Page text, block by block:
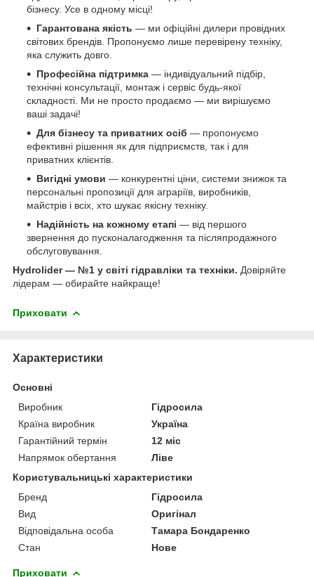
бізнесу. Усе в одному місці!
Гарантована якість — ми офіційні дилери провідних
світових брендів. Пропонуємо лише перевірену техніку,
яка служить довго.
Професійна підтримка — індивідуальний підбір,
технічні консультації, монтаж і сервіс будь-якої
складності. Ми не просто продаємо — ми вирішуємо
ваші задачі!
Для бізнесу та приватних осіб — пропонуємо
ефективні рішення як для підприємств, так і для
приватних клієнтів.
Вигідні умови — конкурентні ціни, системи знижок та
персональні пропозиції для аграріїв, виробників,
майстрів і всіх, хто шукає якісну техніку.
Надійність на кожному етапі — від першого
звернення до пусконалагодження та післяпродажного
обслуговування.
Hydrolider — №1 у світі гідравліки та техніки. Довіряйте
лідерам — обирайте найкраще!
Приховати
Характеристики
Основні
Виробник
Гідросила
Країна виробник
Україна
Гарантійний термін
12 міс
Напрямок обертання
Ліве
Користувальницькі характеристики
Бренд
Гідросила
Вид
Оригінал
Відповідальна особа
Тамара Бондаренко
Стан
Нове
Приховати